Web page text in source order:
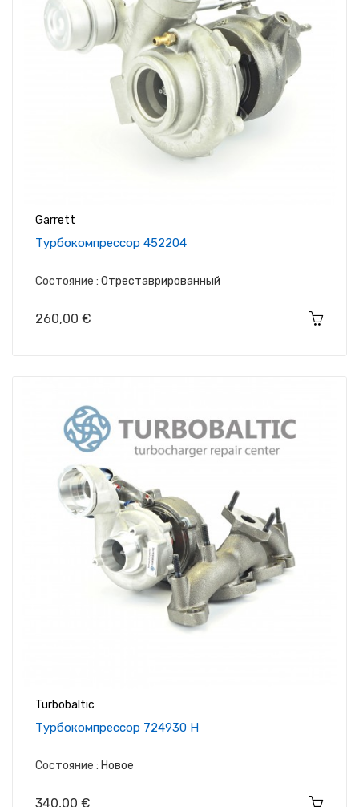
Garrett
Tурбокомпрессор 452204
Состояние : Отреставрированный
Цена
260,00 €
Turbobaltic
Tурбокомпрессор 724930 Н
Состояние : Новое
Цена
340,00 €